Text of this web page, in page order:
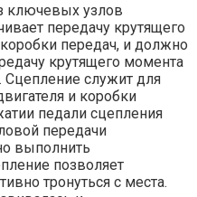
ключевых узлов
передачу крутящего
передач, и должно
крутящего момента
служит для
и коробки
педали сцепления
передачи
выполнить
позволяет
тронуться с места.